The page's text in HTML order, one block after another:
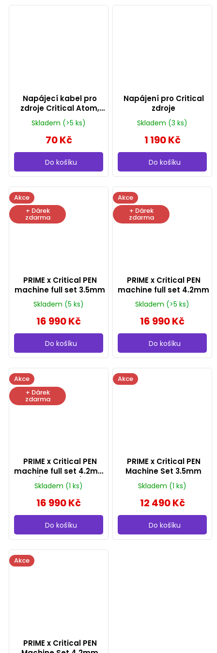
Napájecí kabel pro
zdroje Critical Atom,
délka 1,5 m
Skladem (>5 ks)
70 Kč
Do košíku
Napájení pro Critical
zdroje
Skladem (3 ks)
1 190 Kč
Do košíku
Akce
+ Dárek
zdarma
PRIME x Critical PEN
machine full set 3.5mm
Skladem (5 ks)
16 990 Kč
Do košíku
Akce
+ Dárek
zdarma
PRIME x Critical PEN
machine full set 4.2mm
Skladem (>5 ks)
16 990 Kč
Do košíku
Akce
+ Dárek
zdarma
PRIME x Critical PEN
machine full set 4.2mm
(rozbaleno)
Skladem (1 ks)
16 990 Kč
Do košíku
Akce
PRIME x Critical PEN
Machine Set 3.5mm
Skladem (1 ks)
12 490 Kč
Do košíku
Akce
PRIME x Critical PEN